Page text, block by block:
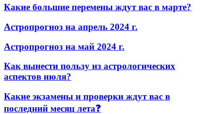
Какие большие перемены ждут вас в марте?
Астропрогноз на апрель 2024 г.
Астропрогноз на май 2024 г.
Как вынести пользу из астрологических
аспектов июля?
Какие экзамены и проверки ждут вас в
последний месяц лета❓